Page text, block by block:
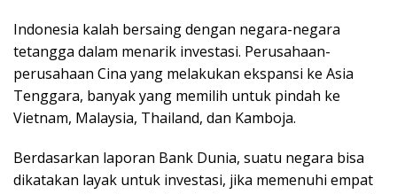
Indonesia kalah bersaing dengan negara-negara
tetangga dalam menarik investasi. Perusahaan-
perusahaan Cina yang melakukan ekspansi ke Asia
Tenggara, banyak yang memilih untuk pindah ke
Vietnam, Malaysia, Thailand, dan Kamboja.
Berdasarkan laporan Bank Dunia, suatu negara bisa
dikatakan layak untuk investasi, jika memenuhi empat